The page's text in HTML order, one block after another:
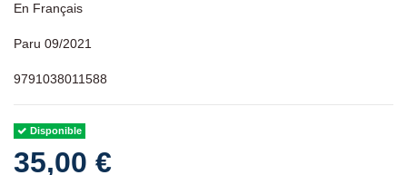
En Français
Paru 09/2021
9791038011588
Disponible
35,00 €